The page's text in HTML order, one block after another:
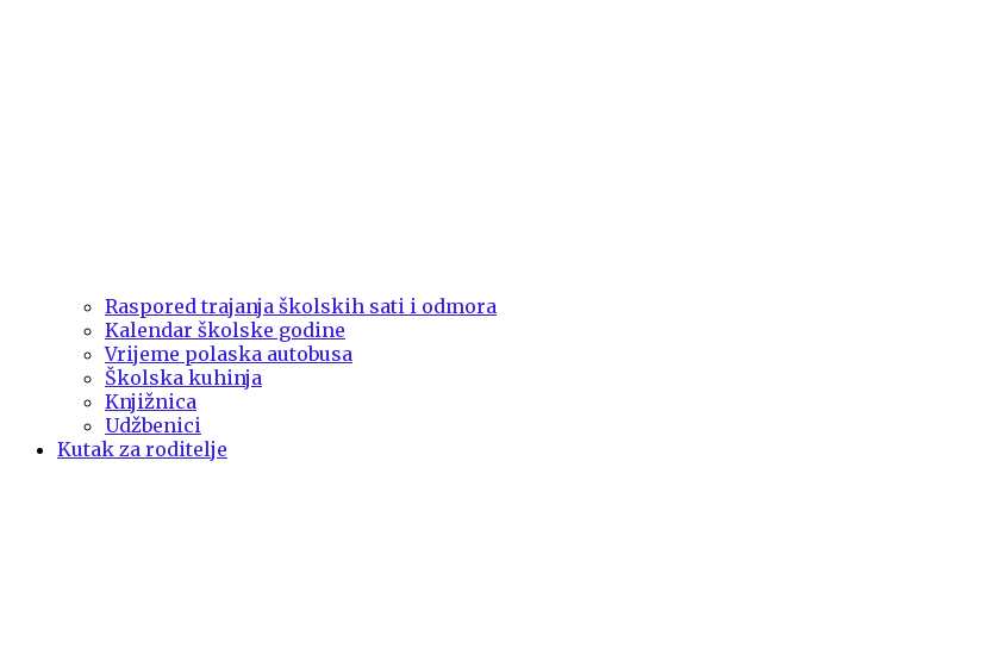
Raspored trajanja školskih sati i odmora
Kalendar školske godine
Vrijeme polaska autobusa
Školska kuhinja
Knjižnica
Udžbenici
Kutak za roditelje